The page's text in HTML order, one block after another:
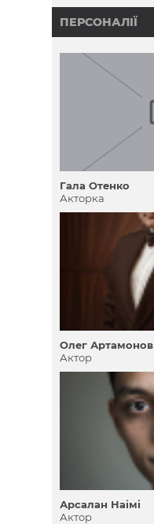
ПЕРСОНАЛІЇ
Гала Отенко
Акторка
Олег Артамонов
Актор
Арсалан Наімі
Актор